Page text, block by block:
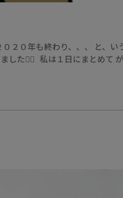
２０年も終わり、、、 と、い
した🙆‍♀️ 私は１日にまとめて